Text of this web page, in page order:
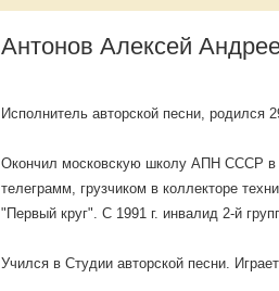
Антонов Алексей
Исполнитель авторской песни, родился
Окончил московскую школу АПН СССР в
телеграмм, грузчиком в коллекторе
"Первый круг". С 1991 г. инвалид 2-й
Учился в Студии авторской песни.